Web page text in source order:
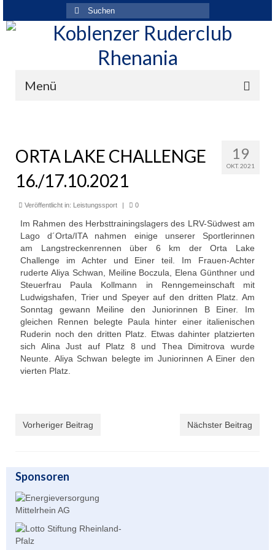
Suchen
nach:
Menü
Mitgliedschaft
Historie
Vereinskleidung
Unser Angebot
Leistungssport
Masters Rudern
Drachenboot
Allgemeiner Ruderbetrieb/ Wanderrudern
Volleyball
19
OKT. 2021
ORTA LAKE CHALLENGE
16./17.10.2021
Veröffentlicht in: Leistungssport | 0
Im Rahmen des Herbsttrainingslagers des LRV-Südwest am
Lago d´Orta/ITA nahmen einige unserer Sportlerinnen
am Langstreckenrennen über 6 km der Orta Lake
Challenge im Achter und Einer teil. Im Frauen-Achter
ruderte Aliya Schwan, Meiline Boczula, Elena Günthner und
Steuerfrau Paula Kollmann in Renngemeinschaft mit
Ludwigshafen, Trier und Speyer auf den dritten Platz. Am
Sonntag gewann Meiline den Juniorinnen B Einer. Im
gleichen Rennen belegte Paula hinter einer italienischen
Ruderin noch den dritten Platz. Etwas dahinter platzierten
sich Alina Just auf Platz 8 und Thea Dimitrova wurde
Neunte. Aliya Schwan belegte im Juniorinnen A Einer den
vierten Platz.
Vorheriger Beitrag Nächster Beitrag
Sponsoren